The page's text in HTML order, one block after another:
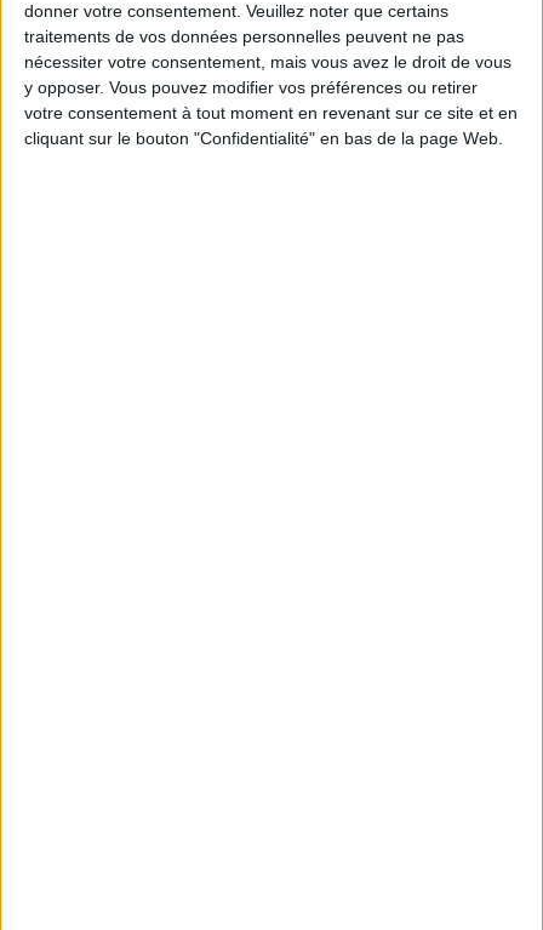
donner votre consentement. Veuillez noter que certains
traitements de vos données personnelles peuvent ne pas
nécessiter votre consentement, mais vous avez le droit de vous
y opposer. Vous pouvez modifier vos préférences ou retirer
votre consentement à tout moment en revenant sur ce site et en
cliquant sur le bouton "Confidentialité" en bas de la page Web.